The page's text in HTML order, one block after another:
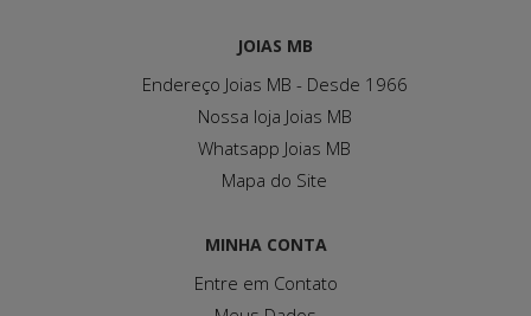
JOIAS MB
Endereço Joias MB - Desde 1966
Nossa loja Joias MB
Whatsapp Joias MB
Mapa do Site
MINHA CONTA
Entre em Contato